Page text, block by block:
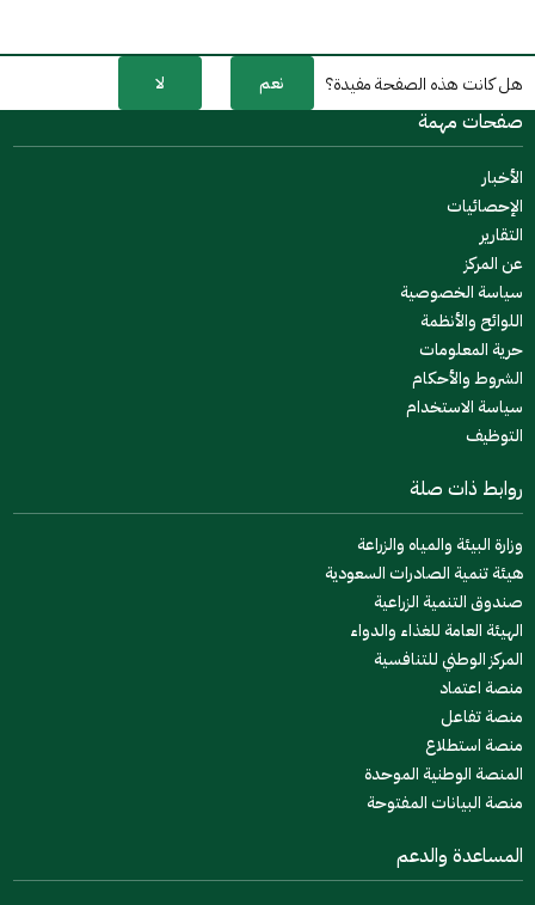
هل كانت هذه الصفحة مفيدة؟ نعم لا
صفحات مهمة
الأخبار
الإحصائيات
التقارير
عن المركز
سياسة الخصوصية
اللوائح والأنظمة
حرية المعلومات
الشروط والأحكام
سياسة الاستخدام
التوظيف
روابط ذات صلة
وزارة البيئة والمياه والزراعة
هيئة تنمية الصادرات السعودية
صندوق التنمية الزراعية
الهيئة العامة للغذاء والدواء
المركز الوطني للتنافسية
منصة اعتماد
منصة تفاعل
منصة استطلاع
المنصة الوطنية الموحدة
منصة البيانات المفتوحة
المساعدة والدعم